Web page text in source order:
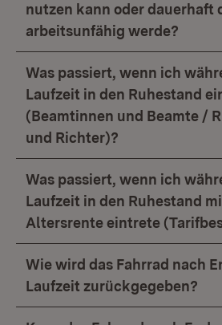
nutzen kann oder dauerhaft
arbeitsunfähig werde?
Was passiert, wenn ich
Laufzeit in den Ruhestand
(Beamtinnen und Beamte /
und Richter)?
Was passiert, wenn ich
Laufzeit in den Ruhestand
Altersrente eintrete
Wie wird das Fahrrad nach
Laufzeit zurückgegeben?